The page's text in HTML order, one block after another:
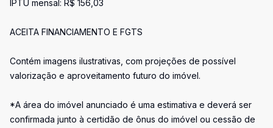
IPTU mensal: R$ 156,03
ACEITA FINANCIAMENTO E FGTS
Contém imagens ilustrativas, com projeções de possível
valorização e aproveitamento futuro do imóvel.
*A área do imóvel anunciado é uma estimativa e deverá ser
confirmada junto à certidão de ônus do imóvel ou cessão de